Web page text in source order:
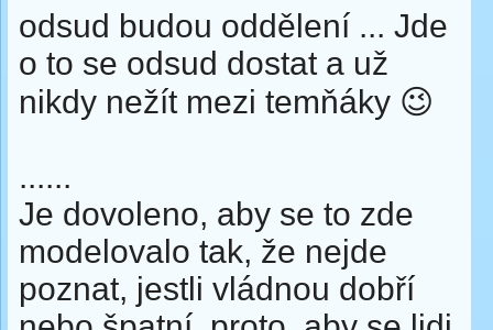
odsud budou oddělení ... Jde
o to se odsud dostat a už
nikdy nežít mezi temňáky 😉
......
Je dovoleno, aby se to zde
modelovalo tak, že nejde
poznat, jestli vládnou dobří